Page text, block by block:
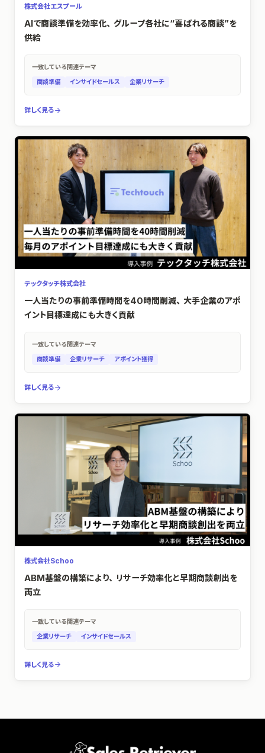
株式会社エスプール
AIで商談準備を効率化、グループ各社に“喜ばれる商談”を
供給
一致している関連テーマ
商談準備
インサイドセールス 企業リサーチ
詳しく見る
テックタッチ株式会社
一人当たりの事前準備時間を40時間削減、大手企業のアポ
イント目標達成にも大きく貢献
一致している関連テーマ
商談準備
企業リサーチ アポイント獲得
詳しく見る
株式会社Schoo
ABM基盤の構築により、リサーチ効率化と早期商談創出を
両立
一致している関連テーマ
企業リサーチ
インサイドセールス
詳しく見る